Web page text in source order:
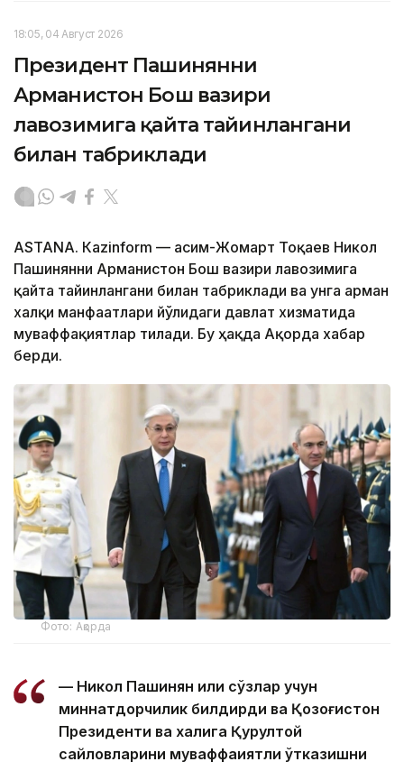
18:05, 04 Август 2026
Президент Пашинянни
Арманистон Бош вазири
лавозимига қайта тайинлангани
билан табриклади
ASTANА. Кazinform — Қасим-Жомарт Тоқаев Никол
Пашинянни Арманистон Бош вазири лавозимига
қайта тайинлангани билан табриклади ва унга арман
халқи манфаатлари йўлидаги давлат хизматида
муваффақиятлар тилади. Бу ҳақда Ақорда хабар
берди.
Фото: Ақорда
— Никол Пашинян илиқ сўзлар учун
миннатдорчилик билдирди ва Қозоғистон
Президенти ва халқига Қурултой
сайловларини муваффақиятли ўтказишни